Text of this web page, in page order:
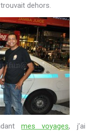
dehors.
mes voyages, j’ai